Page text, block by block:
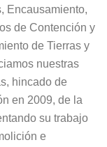
Encausamiento,
de Contención y
de Tierras y
nuestras
hincado de
en 2009, de la
su trabajo
e